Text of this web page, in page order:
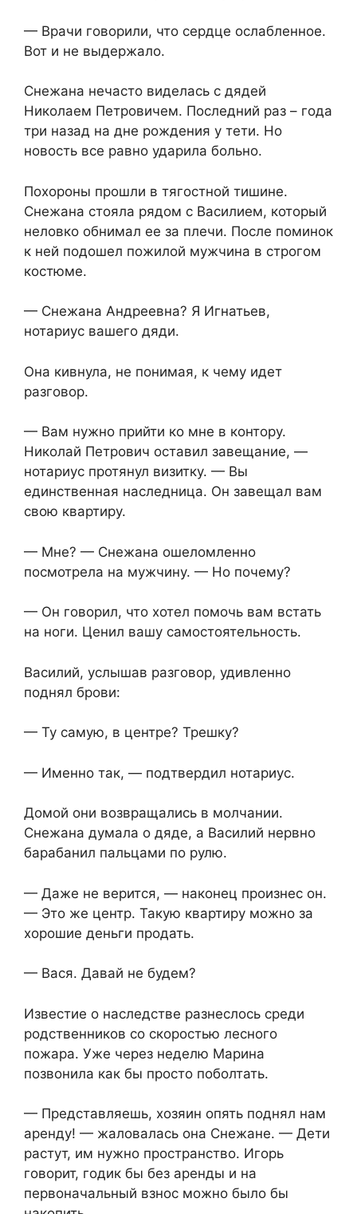
— Врачи говорили, что сердце ослабленное.
Вот и не выдержало.
Снежана нечасто виделась с дядей
Николаем Петровичем. Последний раз – года
три назад на дне рождения у тети. Но
новость все равно ударила больно.
Похороны прошли в тягостной тишине.
Снежана стояла рядом с Василием, который
неловко обнимал ее за плечи. После поминок
к ней подошел пожилой мужчина в строгом
костюме.
— Снежана Андреевна? Я Игнатьев,
нотариус вашего дяди.
Она кивнула, не понимая, к чему идет
разговор.
— Вам нужно прийти ко мне в контору.
Николай Петрович оставил завещание, —
нотариус протянул визитку. — Вы
единственная наследница. Он завещал вам
свою квартиру.
— Мне? — Снежана ошеломленно
посмотрела на мужчину. — Но почему?
— Он говорил, что хотел помочь вам встать
на ноги. Ценил вашу самостоятельность.
Василий, услышав разговор, удивленно
поднял брови:
— Ту самую, в центре? Трешку?
— Именно так, — подтвердил нотариус.
Домой они возвращались в молчании.
Снежана думала о дяде, а Василий нервно
барабанил пальцами по рулю.
— Даже не верится, — наконец произнес он.
— Это же центр. Такую квартиру можно за
хорошие деньги продать.
— Вася. Давай не будем?
Известие о наследстве разнеслось среди
родственников со скоростью лесного
пожара. Уже через неделю Марина
позвонила как бы просто поболтать.
— Представляешь, хозяин опять поднял нам
аренду! — жаловалась она Снежане. — Дети
растут, им нужно пространство. Игорь
говорит, годик бы без аренды и на
первоначальный взнос можно было бы